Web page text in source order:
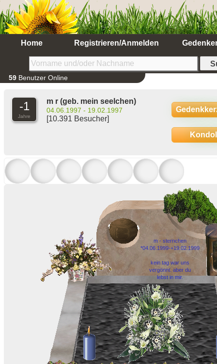
Home Registrieren/Anmelden
59 Benutzer Online
-1
Jahre
m r (geb. mein seelchen)
04.06.1997 - 19.02.1997
[10.391 Besucher]
m - sternchen
*04.06.1999-+19.02.1999
kein tag war uns
vergönnt. aber du
lebst in mir.